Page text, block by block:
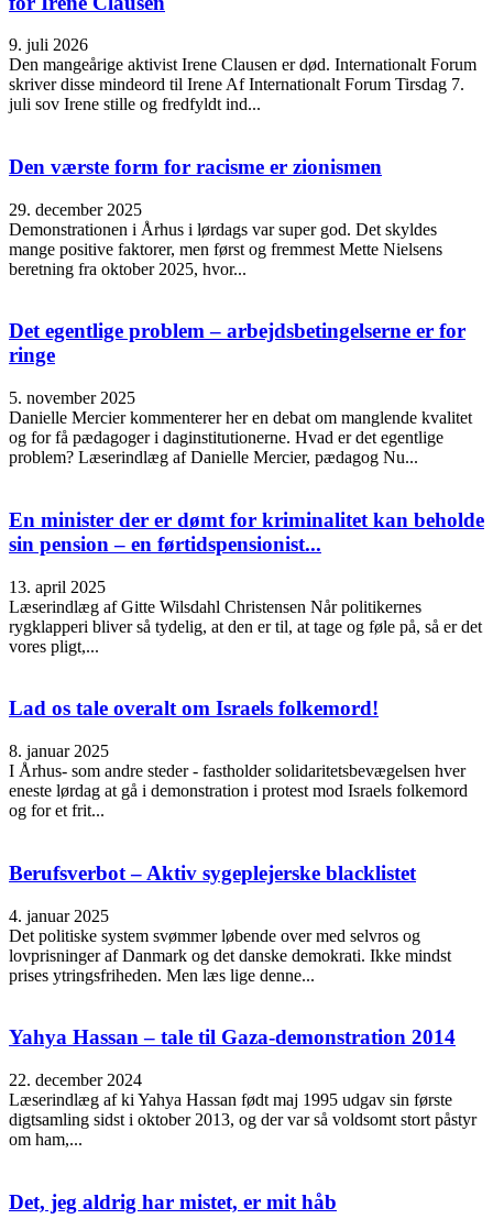
9. juli 2026
Den mangeårige aktivist Irene Clausen er død. Internationalt Forum
skriver disse mindeord til Irene Af Internationalt Forum Tirsdag 7.
juli sov Irene stille og fredfyldt ind...
Den værste form for racisme er zionismen
29. december 2025
Demonstrationen i Århus i lørdags var super god. Det skyldes
mange positive faktorer, men først og fremmest Mette Nielsens
beretning fra oktober 2025, hvor...
Det egentlige problem – arbejdsbetingelserne er for
ringe
5. november 2025
Danielle Mercier kommenterer her en debat om manglende kvalitet
og for få pædagoger i daginstitutionerne. Hvad er det egentlige
problem? Læserindlæg af Danielle Mercier, pædagog Nu...
En minister der er dømt for kriminalitet kan beholde
sin pension – en førtidspensionist...
13. april 2025
Læserindlæg af Gitte Wilsdahl Christensen Når politikernes
rygklapperi bliver så tydelig, at den er til, at tage og føle på, så er det
vores pligt,...
Lad os tale overalt om Israels folkemord!
8. januar 2025
I Århus- som andre steder - fastholder solidaritetsbevægelsen hver
eneste lørdag at gå i demonstration i protest mod Israels folkemord
og for et frit...
Berufsverbot – Aktiv sygeplejerske blacklistet
4. januar 2025
Det politiske system svømmer løbende over med selvros og
lovprisninger af Danmark og det danske demokrati. Ikke mindst
prises ytringsfriheden. Men læs lige denne...
Yahya Hassan – tale til Gaza-demonstration 2014
22. december 2024
Læserindlæg af ki Yahya Hassan født maj 1995 udgav sin første
digtsamling sidst i oktober 2013, og der var så voldsomt stort påstyr
om ham,...
Det, jeg aldrig har mistet, er mit håb